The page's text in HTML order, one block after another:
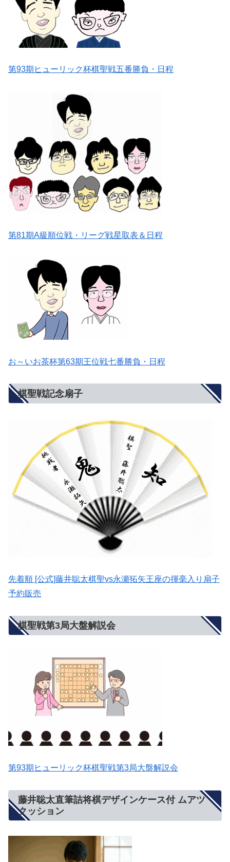
第93期ヒューリック杯棋聖戦五番勝負・日程
第81期A級順位戦・リーグ戦星取表＆日程
お～いお茶杯第63期王位戦七番勝負・日程
棋聖戦記念扇子
先着順 [公式]藤井聡太棋聖vs永瀬拓矢王座の揮毫入り扇子
予約販売
棋聖戦第3局大盤解説会
第93期ヒューリック杯棋聖戦第3局大盤解説会
藤井聡太直筆詰将棋デザインケース付 ムアツ
クッション